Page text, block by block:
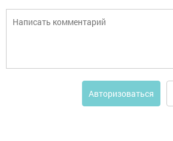
Авторизоваться